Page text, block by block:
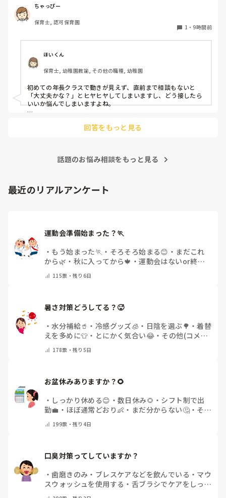
いで様子見てると直前になるまで何もアクションがなかった
り
他の職員に聞いてる様子もなくて
よほど自分に聞きづらいのか、聞く必要性さえ感じないの
か、もうよくわからないです。
対応にも悩みます。
ちゃっぴー
保育士, 認可保育園
1 ・9時間前
ほいくん
保育士, 幼稚園教諭, その他の職種, 幼稚園
初めての年長クラスで動きが見えず、直前まで相談もないと
「大丈夫かな？」とヒヤヒヤしてしまいますし、どう接したら
いいか悩んでしまいますよね。
「こんなこと聞いたら迷惑かな」と抱え込んでいるケースがと
件、どこまで進んだ？」「困ってることない？」と具体的に声
「毎日夕方に5分だけ進捗確認の時間を取る」などルール化し
てしまうと、後輩も質問しやすくなりますよ。一人で抱え込ま
回答をもっと見る
話題のお悩み相談をもっと見る
最近のリアルアンケート
運動会準備始まった？🏃
・ もう始まった🏃 ・ そろそろ始まる😊 ・ まだこれ
から🌿 ・ 秋に入ってから🍁 ・運動会はないor終わ
115票・残り6日
暑さ対策どうしてる？🥵
・水分補給🥤 ・ 冷感グッズ🧊 ・ 日陰を選ぶ🌳 ・着替
えを多めに👕 ・ とにかく気合い😂・ その他(コメン
178票・残り5日
お盆休みありますか？🌻
・ しっかり休める😊 ・ 数日休み🌻 ・ シフト制で出
勤💼 ・ ほぼ通常どおり👶 ・ まだ分からない🤔・ その
199票・残り4日
口臭対策ってしていますか？
・歯磨きのみ ・ ブレスケアなどを飲んでいる ・ マウ
スウォッシュを使用する ・ 舌ブラシでケアをしっか